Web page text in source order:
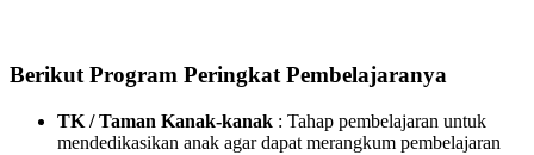
Berikut Program Peringkat Pembelajaranya
TK / Taman Kanak-kanak : Tahap pembelajaran untuk
mendedikasikan anak agar dapat merangkum pembelajaran